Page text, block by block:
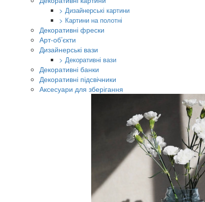
> Дизайнерські картини
> Картини на полотні
Декоративні фрески
Арт-об’єкти
Дизайнерські вази
> Декоративні вази
Декоративні банки
Декоративні підсвічники
Аксесуари для зберігання